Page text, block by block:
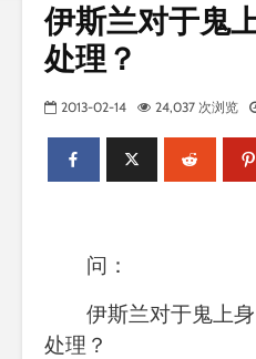
伊斯兰对于鬼
处理？
2013-02-14 24,037 次浏览
问：
伊斯兰对于鬼上
处理 ？